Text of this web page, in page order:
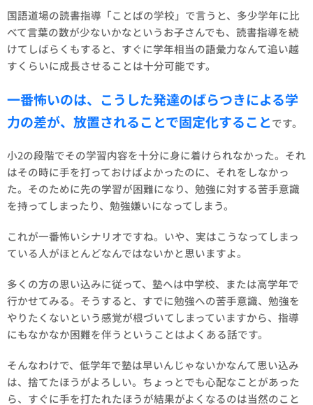
国語道場の読書指導「ことばの学校」で言うと、多少学年に比
べて言葉の数が少ないかなというお子さんでも、読書指導を続
けてしばらくもすると、すぐに学年相当の語彙力なんて追い越
すくらいに成長させることは十分可能です。
一番怖いのは、こうした発達のばらつきによる学
力の差が、放置されることで固定化することです。
小2の段階でその学習内容を十分に身に着けられなかった。それ
はその時に手を打っておけばよかったのに、それをしなかっ
た。そのために先の学習が困難になり、勉強に対する苦手意識
を持ってしまったり、勉強嫌いになってしまう。
これが一番怖いシナリオですね。いや、実はこうなってしまっ
ている人がほとんどなんではないかと思いますよ。
多くの方の思い込みに従って、塾へは中学校、または高学年で
行かせてみる。そうすると、すでに勉強への苦手意識、勉強を
やりたくないという感覚が根づいてしまっていますから、指導
にもなかなか困難を伴うということはよくある話です。
そんなわけで、低学年で塾は早いんじゃないかなんて思い込み
は、捨てたほうがよろしい。ちょっとでも心配なことがあった
ら、すぐに手を打たれたほうが結果がよくなるのは当然のこと